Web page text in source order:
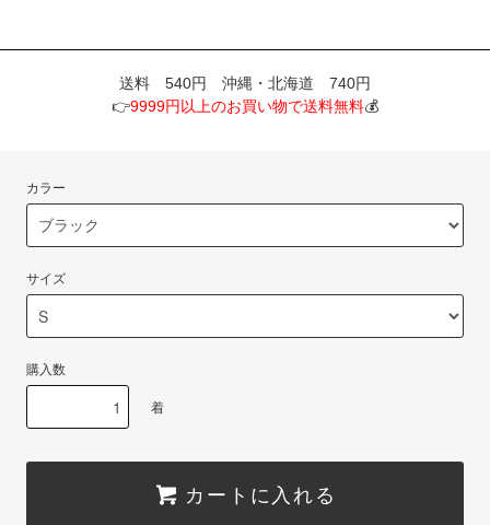
送料 540円 沖縄・北海道 740円
👉9999円以上のお買い物で送料無料💰
カラー
サイズ
購入数
着
カートに入れる